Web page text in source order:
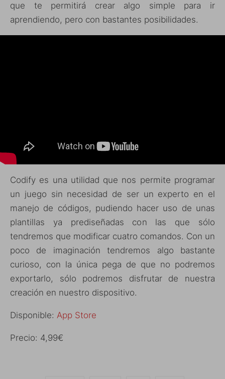
que te permitirá crear algo simple para ir
aprendiendo, pero con bastantes posibilidades.
Codify es una utilidad que nos permite programar
un juego sin necesidad de ser un experto en el
manejo de códigos, pudiendo hacer uso de unas
plantillas ya prediseñadas con las que sólo
tendremos que modificar cuatro comandos. Con un
poco de imaginación tendremos algo bastante
curioso, con la única pega de que no podremos
exportarlo, sólo podremos disfrutar de nuestra
creación en nuestro dispositivo.
Disponible: App Store
Precio: 4,99€